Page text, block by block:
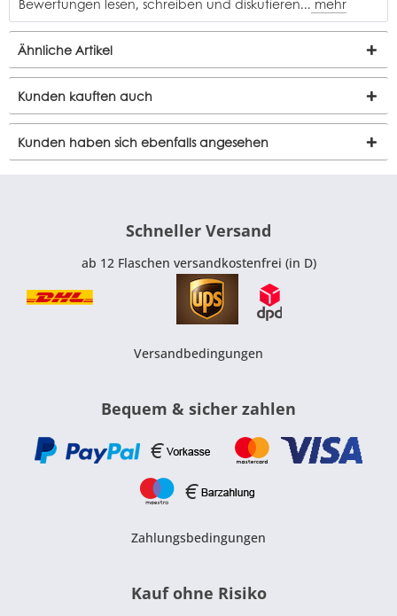
Bewertungen lesen, schreiben und diskutieren... mehr
Ähnliche Artikel
Kunden kauften auch
Kunden haben sich ebenfalls angesehen
Schneller Versand
ab 12 Flaschen versandkostenfrei (in D)
Versandbedingungen
Bequem & sicher zahlen
Zahlungsbedingungen
Kauf ohne Risiko